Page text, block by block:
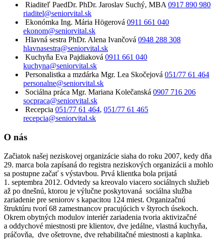
Riaditeľ PaedDr. PhDr. Jaroslav Suchý, MBA 0917 890 980
riaditel@seniorvital.sk
Ekonómka Ing. Mária Högerová 0911 661 040
ekonom@seniorvital.sk
Hlavná sestra PhDr. Alena Ivančová 0948 288 308
hlavnasestra@seniorvital.sk
Kuchyňa Eva Pajdiaková 0911 661 040
kuchyna@seniorvital.sk
Personalistka a mzdárka Mgr. Lea Skočejová 051/77 61 464
personalne@seniorvital.sk
Sociálna práca Mgr. Mariana Kolečanská 0907 716 206
socpraca@seniorvital.sk
Recepcia 051/77 61 464, 051/77 61 465
recepcia@seniorvital.sk
O nás
Začiatok našej neziskovej organizácie siaha do roku 2007, kedy dňa
29. marca bola zapísaná do registra neziskových organizácii a mohlo
sa postupne začať s výstavbou. Prvá klientka bola prijatá
1. septembra 2012. Odvtedy sa kreovalo viacero sociálnych služieb
až po dnešnú, ktorou je výlučne poskytovaná sociálna služba
zariadenie pre seniorov s kapacitou 124 miest. Organizačnú
štruktúru tvorí 68 zamestnancov pracujúcich v štyroch úsekoch.
Okrem obytných modulov interiér zariadenia tvoria aktivizačné
a oddychové miestnosti pre klientov, dve jedálne, vlastná kuchyňa,
práčovňa, dve ošetrovne, dve rehabilitačné miestnosti a kaplnka.